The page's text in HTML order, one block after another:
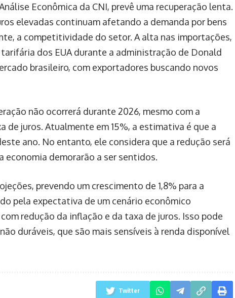
Econômica da CNI, prevê uma recuperação lenta.
elevadas continuam afetando a demanda por bens
a competitividade do setor. A alta nas importações,
dos EUA durante a administração de Donald
brasileiro, com exportadores buscando novos
não ocorrerá durante 2026, mesmo com a
de juros. Atualmente em 15%, a estimativa é que a
ano. No entanto, ele considera que a redução será
economia demorarão a ser sentidos.
prevendo um crescimento de 1,8% para a
pela expectativa de um cenário econômico
redução da inflação e da taxa de juros. Isso pode
duráveis, que são mais sensíveis à renda disponível
Twitter